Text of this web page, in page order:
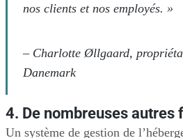
nos clients et nos employés. »
– Charlotte Øllgaard,
Danemark
4. De nombreuses autres
Un système de gestion de